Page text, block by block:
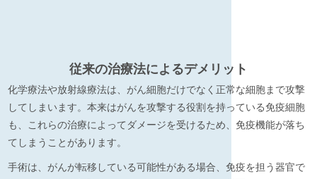
従来の治療法によるデメリット
化学療法や放射線療法は、がん細胞だけでなく正常な細胞まで攻撃
してしまいます。本来はがんを攻撃する役割を持っている免疫細胞
も、これらの治療によってダメージを受けるため、免疫機能が落ち
てしまうことがあります。
手術は、がんが転移している可能性がある場合、免疫を担う器官で